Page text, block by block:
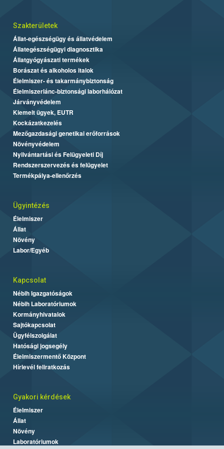
Szakterületek
Állat-egészségügy és állatvédelem
Állategészségügyi diagnosztika
Állatgyógyászati termékek
Borászat és alkoholos italok
Élelmiszer- és takarmánybiztonság
Élelmiszerlánc-biztonsági laborhálózat
Járványvédelem
Kiemelt ügyek, EUTR
Kockázatkezelés
Mezőgazdasági genetikai erőforrások
Növényvédelem
Nyilvántartási és Felügyeleti Díj
Rendszerszervezés és felügyelet
Termékpálya-ellenőrzés
Ügyintézés
Élelmiszer
Állat
Növény
Labor/Egyéb
Kapcsolat
Nébih Igazgatóságok
Nébih Laboratóriumok
Kormányhivatalok
Sajtókapcsolat
Ügyfélszolgálat
Hatósági jogsegély
Élelmiszermentő Központ
Hírlevél feliratkozás
Gyakori kérdések
Élelmiszer
Állat
Növény
Laboratóriumok